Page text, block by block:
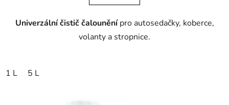
Univerzální čistič čalouněnípro autosedačky, koberce,
volanty a stropnice.
1 L 5 L